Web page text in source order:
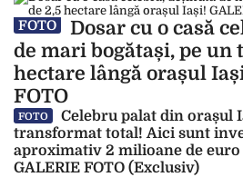
FOTO
Dosar cu o casă
de mari bogătași, pe un
hectare lângă orașul
FOTO
FOTO
Celebru palat din orașul
transformat total! Aici sunt
aproximativ 2 milioane de euro
GALERIE FOTO (Exclusiv)